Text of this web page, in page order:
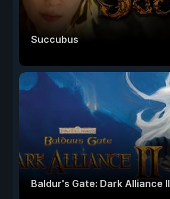
Succubus
Baldur's Gate: Dark Alliance II